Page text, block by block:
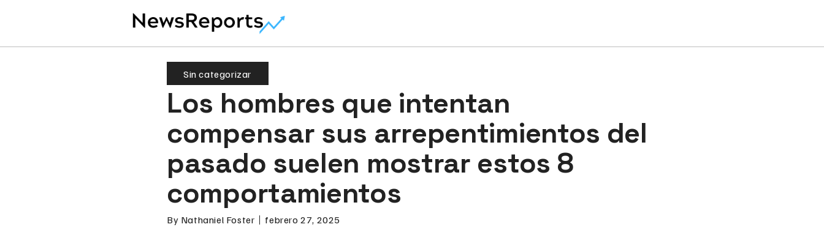
Sin categorizar
Los hombres que intentan
compensar sus arrepentimientos del
pasado suelen mostrar estos 8
comportamientos
By Nathaniel Foster febrero 27, 2025